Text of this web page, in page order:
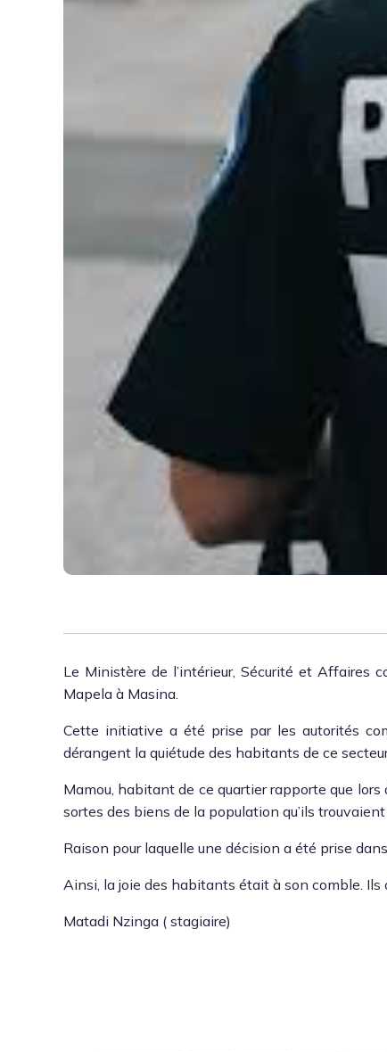
Le Min­istère de l’in­térieur, Sécu­rité et Affaires
Mapela à Masi­na.
Cette ini­tia­tive a été prise par les autorités
dérangent la quié­tude des habi­tants de ce
Mamou, habi­tant de ce quarti­er rap­porte que
sortes des biens de la pop­u­la­tion qu’ils
Rai­son pour laque­lle une déci­sion a été prise
Ain­si, la joie des habi­tants était à son comble.
Mata­di Nzin­ga ( sta­giaire)